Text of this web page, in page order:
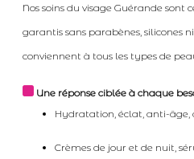
Nos soins du visage Guérande sont
garantis sans parabènes, silicones
conviennent à tous les types de
Une réponse ciblée à chaque
Hydratation, éclat, anti-âge,
Crèmes de jour et de nuit,